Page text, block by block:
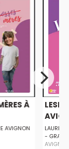
À
AVIGNON
-